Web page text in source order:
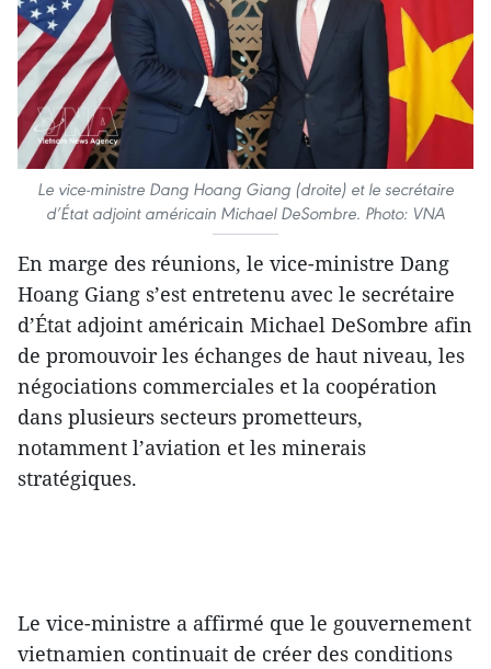
Le vice-ministre Dang Hoang Giang (droite) et le secrétaire
d’État adjoint américain Michael DeSombre. Photo: VNA
En marge des réunions, le vice-ministre Dang
Hoang Giang s’est entretenu avec le secrétaire
d’État adjoint américain Michael DeSombre afin
de promouvoir les échanges de haut niveau, les
négociations commerciales et la coopération
dans plusieurs secteurs prometteurs,
notamment l’aviation et les minerais
stratégiques.
Le vice-ministre a affirmé que le gouvernement
vietnamien continuait de créer des conditions